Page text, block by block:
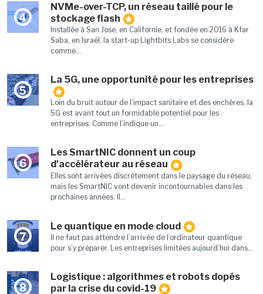
4
NVMe-over-TCP, un réseau taillé pour le
stockage flash
Installée à San Jose, en Californie, et fondée en 2016 à Kfar
Saba, en Israël, la start-up Lightbits Labs se considère
comme...
5
La 5G, une opportunité pour les entreprises
Loin du bruit autour de l’impact sanitaire et des enchères, la
5G est avant tout un formidable potentiel pour les
entreprises. Comme l’indique un...
6
Les SmartNIC donnent un coup
d'accélérateur au réseau
Elles sont arrivées discrètement dans le paysage du réseau,
mais les SmartNIC vont devenir incontournables dans les
prochaines années. Il...
7
Le quantique en mode cloud
Il ne faut pas attendre l’arrivée de l’ordinateur quantique
pour s’y préparer. Les entreprises limitées aujourd’hui dans...
8
Logistique : algorithmes et robots dopés
par la crise du covid-19